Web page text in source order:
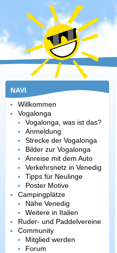
NAVI
Willkommen
Vogalonga
Vogalonga, was ist das?
Anmeldung
Strecke der Vogalonga
Bilder zur Vogalonga
Anreise mit dem Auto
Verkehrsnetz in Venedig
Tipps für Neulinge
Poster Motive
Campingplätze
Nähe Venedig
Weitere in Italien
Ruder- und Paddelvereine
Community
Mitglied werden
Forum